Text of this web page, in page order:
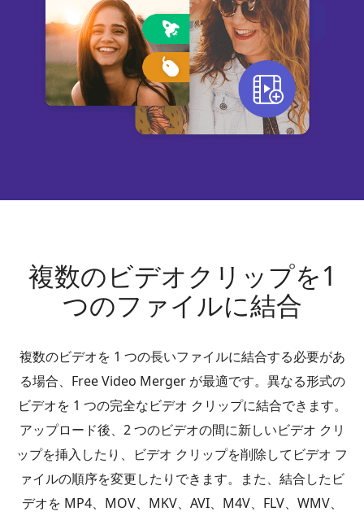
複数のビデオクリップを1
つのファイルに結合
複数のビデオを 1 つの長いファイルに結合する必要があ
る場合、Free Video Merger が最適です。異なる形式の
ビデオを 1 つの完全なビデオ クリップに結合できます。
アップロード後、2 つのビデオの間に新しいビデオ クリ
ップを挿入したり、ビデオ クリップを削除してビデオ フ
ァイルの順序を変更したりできます。また、結合したビ
デオを MP4、MOV、MKV、AVI、M4V、FLV、WMV、